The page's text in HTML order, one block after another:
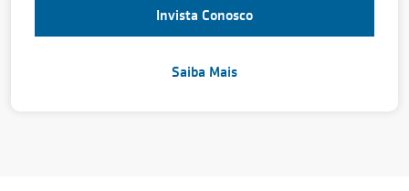
Invista Conosco
Saiba Mais